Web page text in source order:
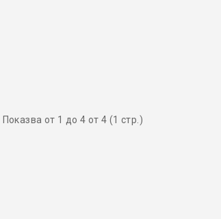
Показва от 1 до 4 от 4 (1 стр.)